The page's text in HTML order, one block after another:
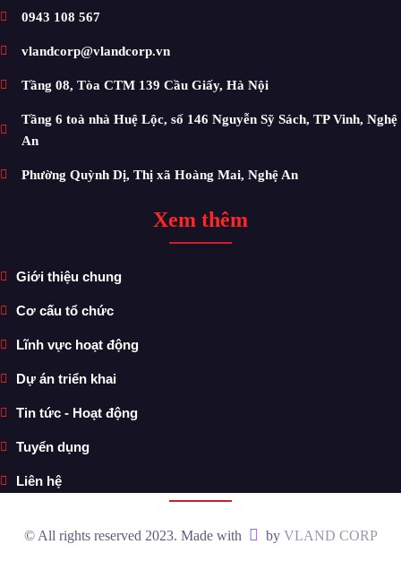
0943 108 567
vlandcorp@vlandcorp.vn
Tầng 08, Tòa CTM 139 Cầu Giấy, Hà Nội
Tầng 6 toà nhà Huệ Lộc, số 146 Nguyễn Sỹ Sách, TP Vinh, Nghệ
An
Phường Quỳnh Dị, Thị xã Hoàng Mai, Nghệ An
Xem thêm
Giới thiệu chung
Cơ cấu tổ chức
Lĩnh vực hoạt động
Dự án triển khai
Tin tức - Hoạt động
Tuyển dụng
Liên hệ
© All rights reserved 2023. Made with by VLAND CORP